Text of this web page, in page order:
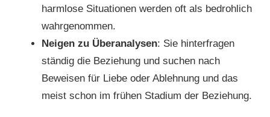
harmlose Situationen werden oft als bedrohlich
wahrgenommen.
Neigen zu Überanalysen: Sie hinterfragen
ständig die Beziehung und suchen nach
Beweisen für Liebe oder Ablehnung und das
meist schon im frühen Stadium der Beziehung.